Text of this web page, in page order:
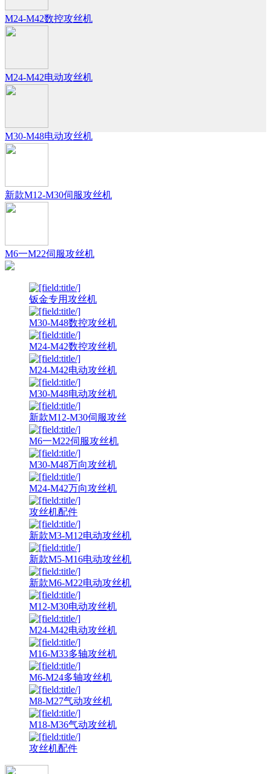
M24-M42数控攻丝机
M24-M42电动攻丝机
M30-M48电动攻丝机
新款M12-M30伺服攻丝机
M6一M22伺服攻丝机
钣金专用攻丝机
M30-M48数控攻丝机
M24-M42数控攻丝机
M24-M42电动攻丝机
M30-M48电动攻丝机
新款M12-M30伺服攻丝
M6一M22伺服攻丝机
M30-M48万向攻丝机
M24-M42万向攻丝机
攻丝机配件
新款M3-M12电动攻丝机
新款M5-M16电动攻丝机
新款M6-M22电动攻丝机
M12-M30电动攻丝机
M24-M42电动攻丝机
M16-M33多轴攻丝机
M6-M24多轴攻丝机
M8-M27气动攻丝机
M18-M36气动攻丝机
攻丝机配件